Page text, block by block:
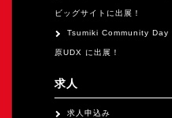
ビッグサイトに出展！
Tsumiki Community
原UDX に出展！
求人
求人申込み